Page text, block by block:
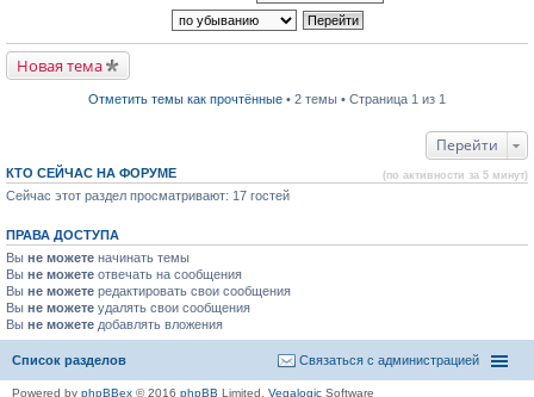
о
м
у
н
и
и
т
а
с
о
о
е
и
ю
у
н
е
а
н
м
у
с
о
о
б
щ
и
ю
р
в
о
р
о
ч
а
н
н
о
м
у
с
о
б
щ
Новая тема
Отметить темы как прочтённые • 2 темы • Страница 1 из 1
Перейти
КТО СЕЙЧАС НА ФОРУМЕ (по активности за 5 минут)
Сейчас этот раздел просматривают: 17 гостей
ПРАВА ДОСТУПА
Вы не можете начинать темы
Вы не можете отвечать на сообщения
Вы не можете редактировать свои сообщения
Вы не можете удалять свои сообщения
Вы не можете добавлять вложения
Список разделов Связаться с администрацией
Powered by phpBBex © 2016 phpBB Limited, Vegalogic Software